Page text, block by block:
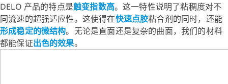
DELO 产品的特点是触变指数高。这一特性说明了粘稠度对不
同流速的超强适应性。这使得在快速点胶粘合剂的同时，还能
形成稳定的微结构。无论是直面还是复杂的曲面，我们的材料
都能保证出色的效果。